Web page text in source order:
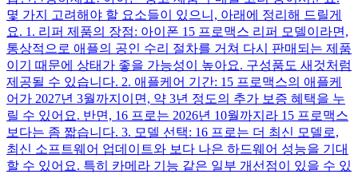
몇 가지 고려해야 할 요소들이 있으니, 아래에 정리해 드릴게
요. 1. 리퍼 제품의 장점: 아이폰 15 프로맥스 리퍼 모델이라면,
통상적으로 애플의 공인 수리 절차를 거쳐 다시 판매되는 제품
이기 때문에 상태가 좋을 가능성이 높아요. 구성품도 새것처럼
제공될 수 있습니다. 2. 애플케어 기간: 15 프로맥스의 애플케
어가 2027년 3월까지이면, 약 3년 정도의 추가 보증 혜택을 누
릴 수 있어요. 반면, 16 프로는 2026년 10월까지라 15 프로맥스
보다는 좀 짧습니다. 3. 모델 선택: 16 프로는 더 최신 모델로,
최신 소프트웨어 업데이트와 보다 나은 하드웨어 성능을 기대
할 수 있어요. 특히 카메라 기능 같은 일부 개선점이 있을 수 있